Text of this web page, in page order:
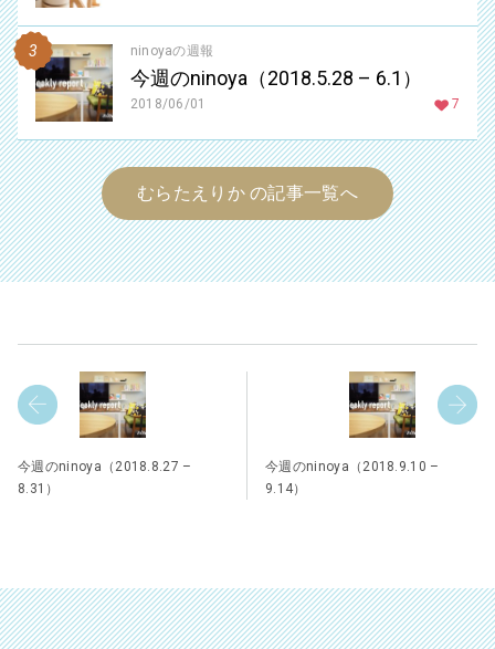
ninoyaの週報
今週のninoya（2018.5.28 – 6.1）
2018/06/01 7
むらたえりか の記事一覧へ
今週のninoya（2018.8.27 –
8.31）
今週のninoya（2018.9.10 –
9.14）